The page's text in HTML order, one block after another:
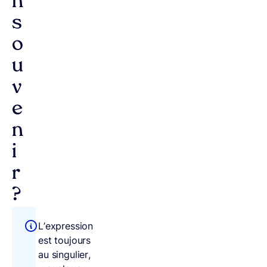
s
o
u
v
e
n
i
r
?
L’expression
est toujours
au singulier,